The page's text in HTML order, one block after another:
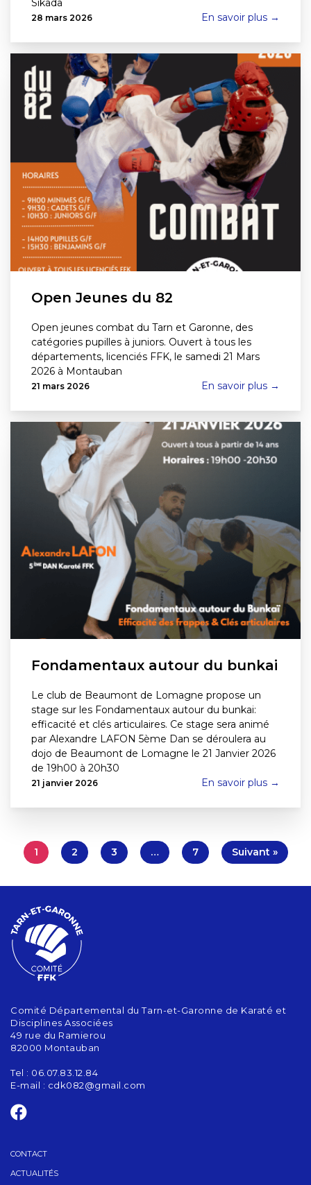
Sikada
28 mars 2026 En savoir plus →
Open Jeunes du 82
Open jeunes combat du Tarn et Garonne, des
catégories pupilles à juniors. Ouvert à tous les
départements, licenciés FFK, le samedi 21 Mars
2026 à Montauban
21 mars 2026 En savoir plus →
Fondamentaux autour du bunkai
Le club de Beaumont de Lomagne propose un
stage sur les Fondamentaux autour du bunkai:
efficacité et clés articulaires. Ce stage sera animé
par Alexandre LAFON 5ème Dan se déroulera au
dojo de Beaumont de Lomagne le 21 Janvier 2026
de 19h00 à 20h30
21 janvier 2026 En savoir plus →
1 2 3 … 7 Suivant »
Comité Départemental du Tarn-et-Garonne de Karaté et
Disciplines Associées
49 rue du Ramierou
82000 Montauban
Tel : 06.07.83.12.84
E-mail : cdk082@gmail.com
CONTACT
ACTUALITÉS